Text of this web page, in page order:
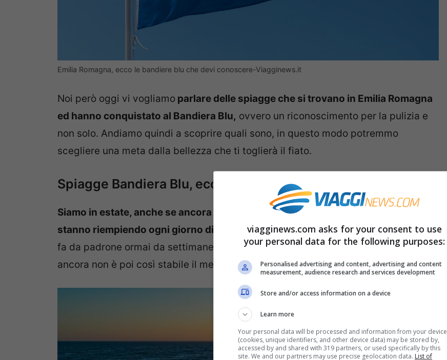
Emilia Romagna, ecco le bandiere blu che devi conoscere-Viagginews.it
Noi però oggi vi vogliamo parlare delle spiagge che si trovano in Emilia Romagna
ed hanno conquistato al Bandiera Blu, ovvero un riconoscimento per la pulizia e
non solo. Andiamo quindi a scoprire quali sono, in questo modo potremmo
scegliere una meta dalla bellezza che ti toglierà il fiato.
Spiagge Bandiera Blu, eccole
Siamo in estate, anche se ancora non è iniziata ufficialmente ma le spiagge si
stanno riempiendo ogni giorno di più,
specialmente al Sud Italia dove il caldo la
fa da padrone ormai da settimane. Per quanto riguarda il Centro ed il Nord Italia
ancora non è poi così stabile il meteo.
viagginews.com asks for your consent to use
your personal data for the following purposes:
Personalised advertising and content, advertising and content
measurement, audience research and services development
Store and/or access information on a device
Learn more
Your personal data will be processed and information from your device
(cookies, unique identifiers, and other device data) may be stored by,
accessed by and shared with 319 partners, or used specifically by this
site. We and our partners may use precise geolocation data. List of